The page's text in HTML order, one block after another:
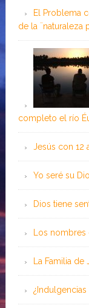
El Problema
de la ¨naturaleza
completo el río
Jesús con 12
Yo seré su
Dios tiene
Los
La Familia
¿Indulgencias